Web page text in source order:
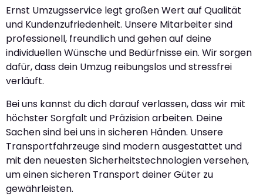
Ernst Umzugsservice legt großen Wert auf Qualität
und Kundenzufriedenheit. Unsere Mitarbeiter sind
professionell, freundlich und gehen auf deine
individuellen Wünsche und Bedürfnisse ein. Wir sorgen
dafür, dass dein Umzug reibungslos und stressfrei
verläuft.
Bei uns kannst du dich darauf verlassen, dass wir mit
höchster Sorgfalt und Präzision arbeiten. Deine
Sachen sind bei uns in sicheren Händen. Unsere
Transportfahrzeuge sind modern ausgestattet und
mit den neuesten Sicherheitstechnologien versehen,
um einen sicheren Transport deiner Güter zu
gewährleisten.